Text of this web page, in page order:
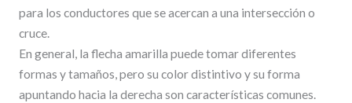
para los conductores que se acercan a una intersección o
cruce.
En general, la flecha amarilla puede tomar diferentes
formas y tamaños, pero su color distintivo y su forma
apuntando hacia la derecha son características comunes.